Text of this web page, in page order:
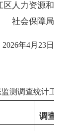
区人力资源和
社会保障局
2026年4月 23日
测调查统计工作
调查期